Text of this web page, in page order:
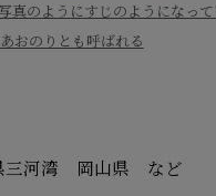
真のようにすじのようになっ
おのりとも呼ばれる
三河湾 岡山県 など